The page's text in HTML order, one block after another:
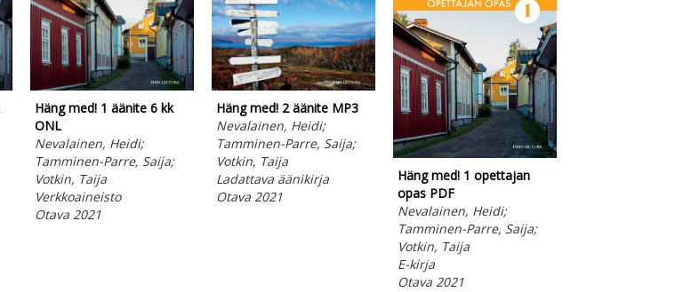
Häng med! 1 äänite 6 kk
ONL
Nevalainen, Heidi;
Tamminen-Parre, Saija;
Votkin, Taija
Verkkoaineisto
Otava 2021
Häng med! 2 äänite MP3
Nevalainen, Heidi;
Tamminen-Parre, Saija;
Votkin, Taija
Ladattava äänikirja
Otava 2021
Häng med! 1 opettajan
opas PDF
Nevalainen, Heidi;
Tamminen-Parre, Saija;
Votkin, Taija
E-kirja
Otava 2021